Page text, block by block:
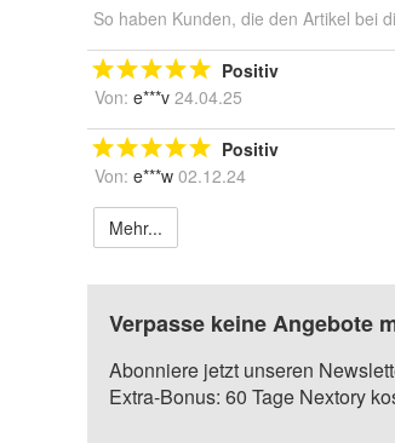
So haben Kunden, die den Artikel bei
Positiv
Von: e***v 24.04.25
Positiv
Von: e***w 02.12.24
Mehr...
Verpasse keine Angebote
Abonniere jetzt unseren
Extra-Bonus: 60 Tage Nextory